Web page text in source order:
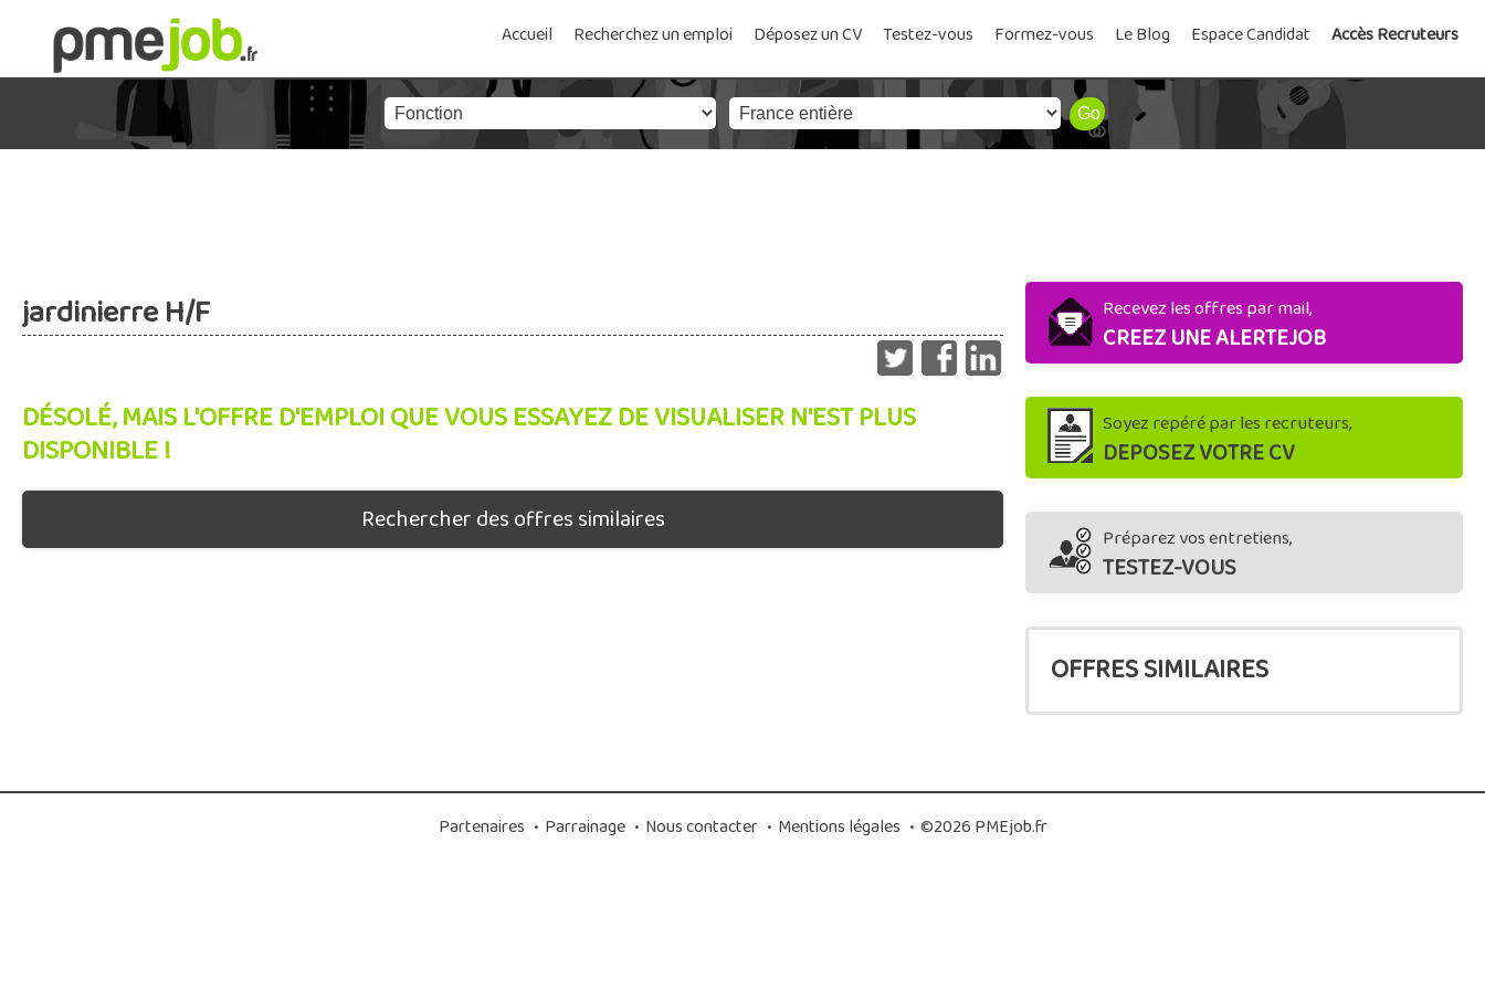
Accueil Recherchez un emploi Déposez un CV Testez-vous Formez-vous Le Blog Espace Candidat Accès Recruteurs
jardinierre H/F
DÉSOLÉ, MAIS L'OFFRE D'EMPLOI QUE VOUS ESSAYEZ DE VISUALISER N'EST PLUS
DISPONIBLE !
Rechercher des offres similaires
Recevez les offres par mail,
CREEZ UNE ALERTEJOB
Soyez repéré par les recruteurs,
DEPOSEZ VOTRE CV
Préparez vos entretiens,
TESTEZ-VOUS
OFFRES SIMILAIRES
Partenaires • Parrainage • Nous contacter • Mentions légales • ©2026 PMEjob.fr